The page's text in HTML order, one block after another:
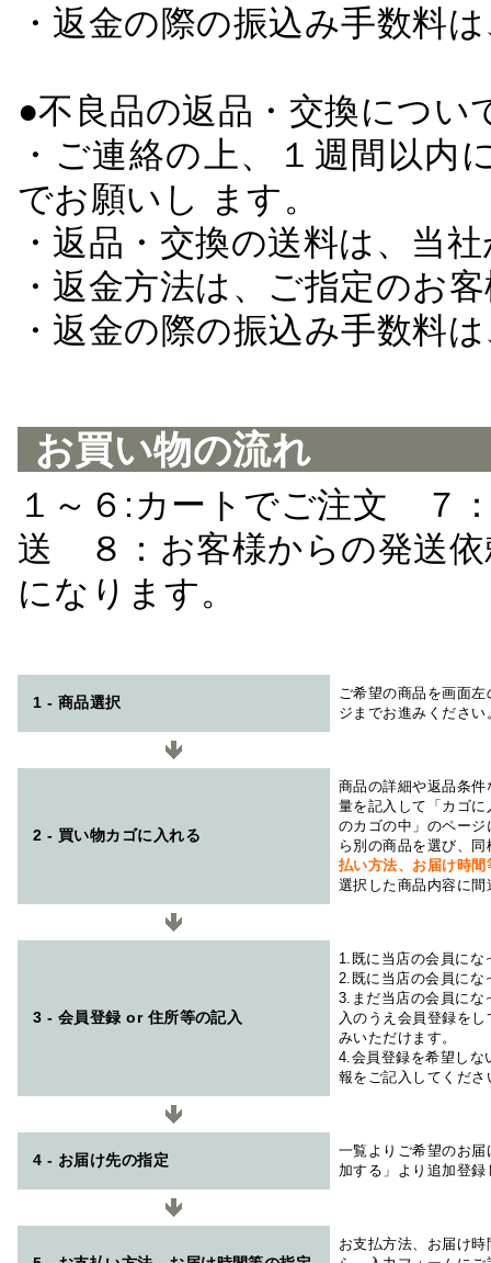
・返金の際の振込み手数料
●不良品の返品・交換につい
・ご連絡の上、１週間以
でお願いし ます。
・返品・交換の送料は、当
・返金方法は、ご指定のお
・返金の際の振込み手数料
お買い物の流れ
１～６:カートでご注文 ７
送 ８：お客様からの発送
になります。
1 - 商品選択
ご希望の商品を画面
ジまでお進みください
2 - 買い物カゴに入れる
商品の詳細や返品条
量を記入して「カゴ
のカゴの中」のペー
ら別の商品を選び、
払い方法、お届け時
選択した商品内容に
3 - 会員登録 or 住所等の記入
1.既に当店の会員にな
2.既に当店の会員にな
3.まだ当店の会員にな
入のうえ会員登録を
みいただけます。
4.会員登録を希望しな
報をご記入してくださ
4 - お届け先の指定
一覧よりご希望のお
加する」より追加登
お支払方法、お届け